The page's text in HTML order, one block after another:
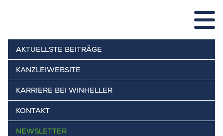
AKTUELLSTE BEITRÄGE
KANZLEIWEBSITE
KARRIERE BEI WINHELLER
KONTAKT
NEWSLETTER